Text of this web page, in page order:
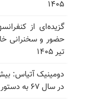
۱۴۰۵
گزیده‌ای از
تیر ۱۴۰۵
در سال ۶۷ به دستور خمینی اعدام شدند